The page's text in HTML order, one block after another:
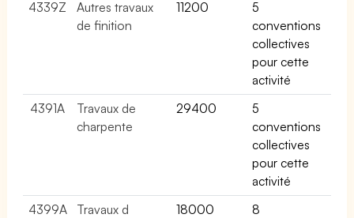
4339Z
Autres travaux
de finition
11200
5
conventions
collectives
pour cette
activité
4391A
Travaux de
charpente
29400
5
conventions
collectives
pour cette
activité
4399A
Travaux d
18000
8